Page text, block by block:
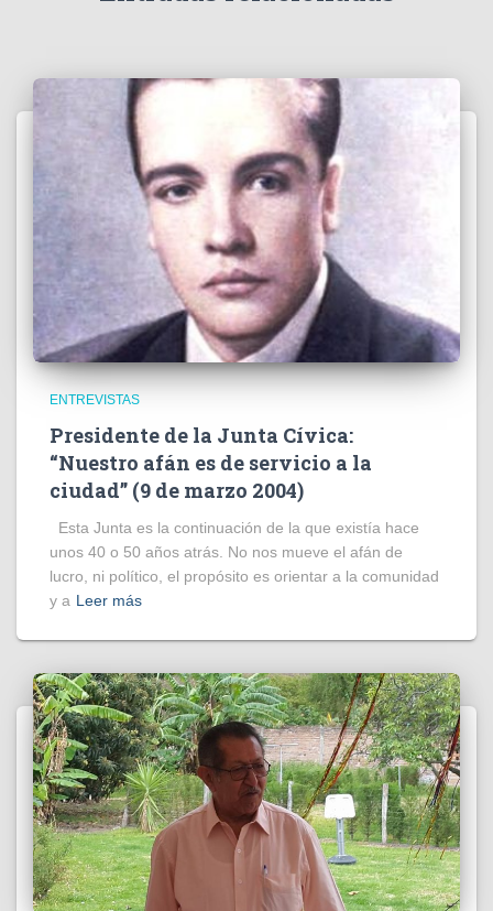
ENTREVISTAS
Presidente de la Junta Cívica:
“Nuestro afán es de servicio a la
ciudad” (9 de marzo 2004)
Esta Junta es la continuación de la que existía hace
unos 40 o 50 años atrás. No nos mueve el afán de
lucro, ni político, el propósito es orientar a la comunidad
y a Leer más